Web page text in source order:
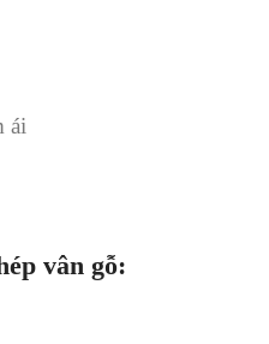
ái
vân gỗ: